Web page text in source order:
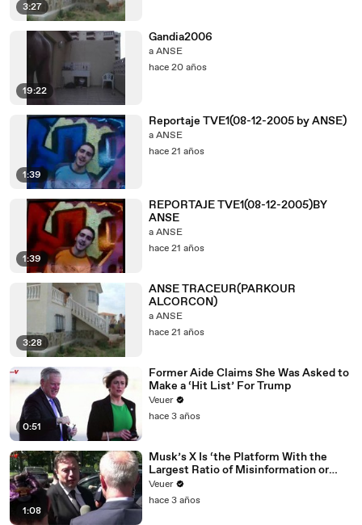
3:27
19:22
Gandia2006
a ANSE
hace 20 años
1:39
Reportaje TVE1(08-12-2005 by ANSE)
a ANSE
hace 21 años
1:39
REPORTAJE TVE1(08-12-2005)BY
ANSE
a ANSE
hace 21 años
3:28
ANSE TRACEUR(PARKOUR
ALCORCON)
a ANSE
hace 21 años
0:51
Former Aide Claims She Was Asked to
Make a ‘Hit List’ For Trump
Veuer
hace 3 años
1:08
Musk’s X Is ‘the Platform With the
Largest Ratio of Misinformation or
Disinformation’ Amongst All Social
Media Platforms
Veuer
hace 3 años